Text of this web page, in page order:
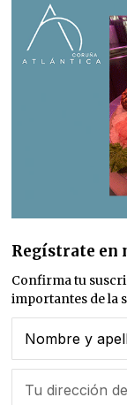
Regístrate en
Confirma tu
importantes de la